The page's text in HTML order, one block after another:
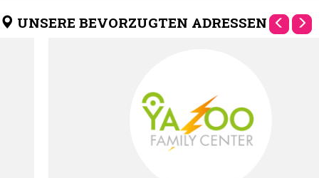
UNSERE BEVORZUGTEN ADRESSEN